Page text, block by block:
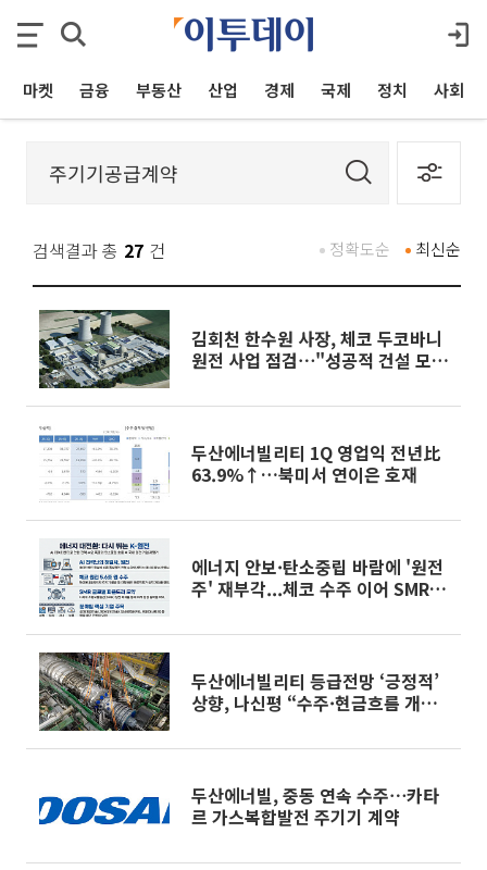
마켓 금융 부동산 산업 경제 국제 정치 사회
검색결과 총 27 건 최신순
정확도순
김회천 한수원 사장, 체코 두코바니
원전 사업 점검⋯"성공적 건설 모범
두산에너빌리티 1Q 영업익 전년比
63.9%↑…북미서 연이은 호재
에너지 안보·탄소중립 바람에 '원전
주' 재부각...체코 수주 이어 SMR 모
두산에너빌리티 등급전망 ‘긍정적’
상향, 나신평 “수주·현금흐름 개
두산에너빌, 중동 연속 수주⋯카타
르 가스복합발전 주기기 계약